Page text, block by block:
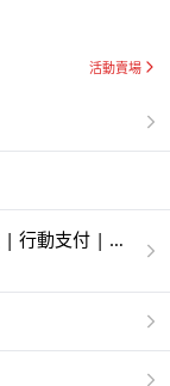
活動賣場
行動支付 | 超